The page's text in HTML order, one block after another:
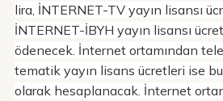
lira, İNTERNET-TV yayın lisansı
İNTERNET-İBYH yayın lisansı
ödenecek. İnternet ortamından
tematik yayın lisans ücretleri ise
olarak hesaplanacak. İnternet